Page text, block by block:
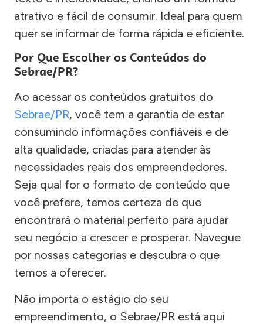
atrativo e fácil de consumir. Ideal para quem
quer se informar de forma rápida e eficiente.
Por Que Escolher os Conteúdos do
Sebrae/PR?
Ao acessar os conteúdos gratuitos do
Sebrae/PR, você tem a garantia de estar
consumindo informações confiáveis e de
alta qualidade, criadas para atender às
necessidades reais dos empreendedores.
Seja qual for o formato de conteúdo que
você prefere, temos certeza de que
encontrará o material perfeito para ajudar
seu negócio a crescer e prosperar. Navegue
por nossas categorias e descubra o que
temos a oferecer.
Não importa o estágio do seu
empreendimento, o Sebrae/PR está aqui